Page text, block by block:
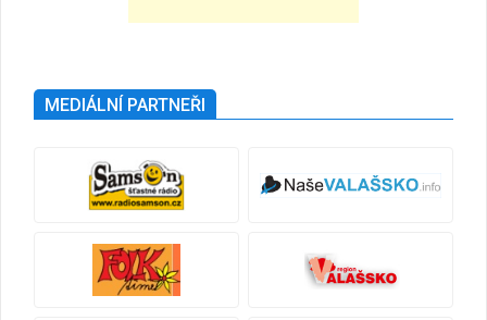
MEDIÁLNÍ PARTNEŘI